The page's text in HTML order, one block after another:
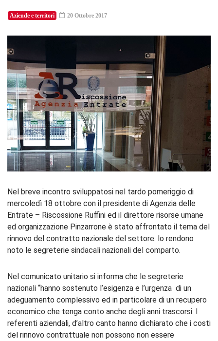
Aziende e territori 20 Ottobre 2017
Nel breve incontro sviluppatosi nel tardo pomeriggio di
mercoledì 18 ottobre con il presidente di Agenzia delle
Entrate – Riscossione Ruffini ed il direttore risorse umane
ed organizzazione Pinzarrone è stato affrontato il tema del
rinnovo del contratto nazionale del settore: lo rendono
noto le segreterie sindacali nazionali del comparto.
Nel comunicato unitario si informa che le segreterie
nazionali “hanno sostenuto l’esigenza e l’urgenza di un
adeguamento complessivo ed in particolare di un recupero
economico che tenga conto anche degli anni trascorsi. I
referenti aziendali, d’altro canto hanno dichiarato che i costi
del rinnovo contrattuale non possono non essere